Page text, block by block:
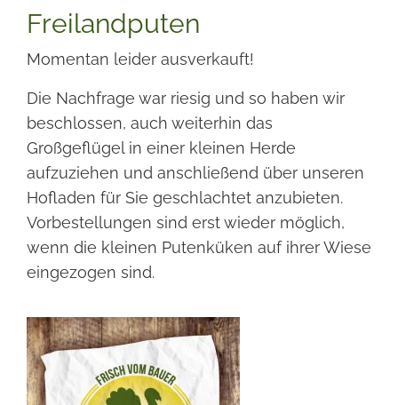
Freilandputen
Momentan leider ausverkauft!
Die Nachfrage war riesig und so haben wir
beschlossen, auch weiterhin das
Großgeflügel in einer kleinen Herde
aufzuziehen und anschließend über unseren
Hofladen für Sie geschlachtet anzubieten.
Vorbestellungen sind erst wieder möglich,
wenn die kleinen Putenküken auf ihrer Wiese
eingezogen sind.